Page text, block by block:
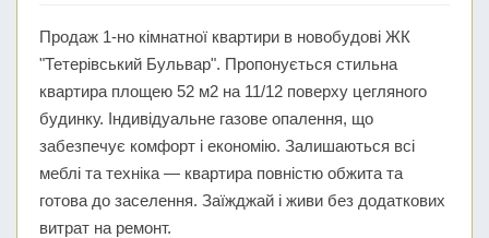
Продаж 1-но кімнатної квартири в новобудові ЖК
"Тетерівський Бульвар". Пропонується стильна
квартира площею 52 м2 на 11/12 поверху цегляного
будинку. Індивідуальне газове опалення, що
забезпечує комфорт і економію. Залишаються всі
меблі та техніка — квартира повністю обжита та
готова до заселення. Заїжджай і живи без додаткових
витрат на ремонт.